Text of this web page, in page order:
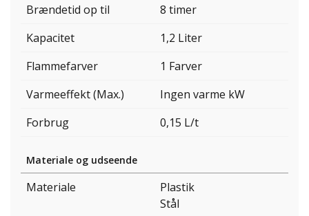
Brændetid op til
8 timer
Kapacitet
1,2 Liter
Flammefarver
1 Farver
Varmeeffekt (Max.)
Ingen varme kW
Forbrug
0,15 L/t
Materiale og udseende
Materiale
Plastik
Stål